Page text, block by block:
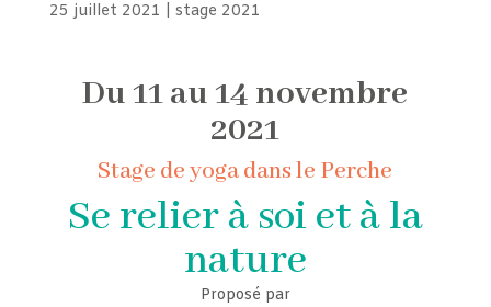
25 juillet 2021 stage 2021
Du 11 au 14 novembre
2021
Stage de yoga dans le Perche
Se relier à soi et à la
nature
Proposé par